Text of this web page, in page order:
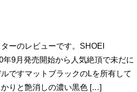
ーのレビューです。SHOEI
年9月発売開始から人気絶頂で未だに
ですマットブラックのLを所有して
りと艶消しの濃い黒色 […]